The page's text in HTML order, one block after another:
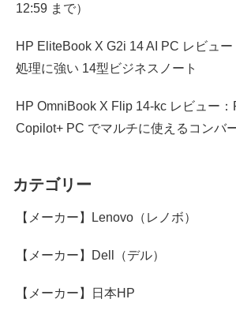
12:59 まで）
HP EliteBook X G2i 14 AI PC レビュー
処理に強い 14型ビジネスノート
HP OmniBook X Flip 14-kc レビュー：
Copilot+ PC でマルチに使えるコンバ
カテゴリー
【メーカー】Lenovo（レノボ）
【メーカー】Dell（デル）
【メーカー】日本HP